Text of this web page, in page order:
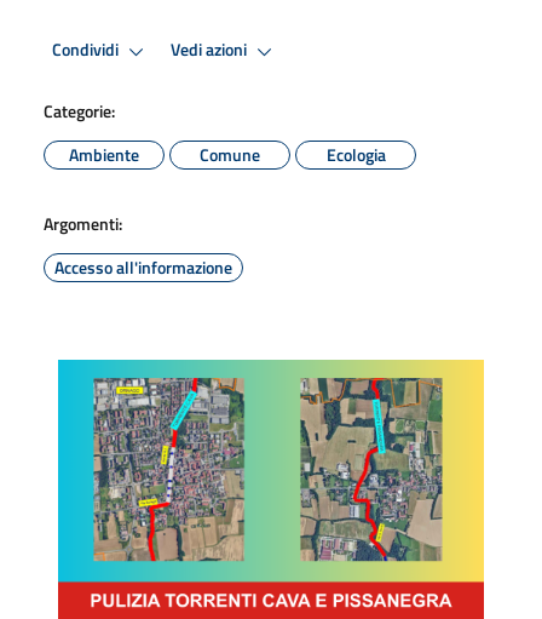
Condividi Vedi azioni
Categorie:
Ambiente
Comune Ecologia
Argomenti:
Accesso all'informazione